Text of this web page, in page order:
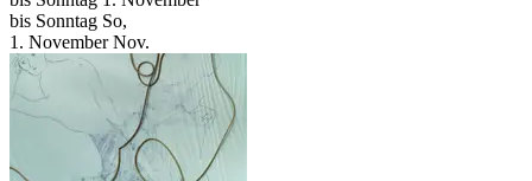
bis Sonntag So,
1. November Nov.